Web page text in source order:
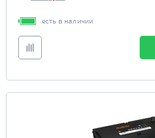
есть в наличии